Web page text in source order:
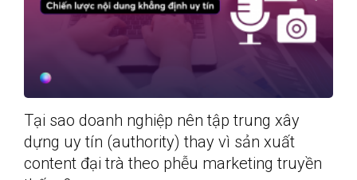
Tại sao doanh nghiệp nên tập trung xây
dựng uy tín (authority) thay vì sản xuất
content đại trà theo phễu marketing truyền